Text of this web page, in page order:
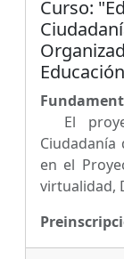
Curso:
El
Ciudadanía
en el
virtualidad,